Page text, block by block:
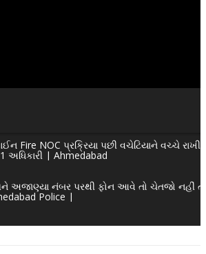
Fire NOC પ્રક્રિયા પછી વચેટિયાને વચ્ચે રાખી
અધિકારી | Ahmedabad
અજાણ્યા નંબર પરથી ફોન આવે તો ચેતજો નહીં
Police |